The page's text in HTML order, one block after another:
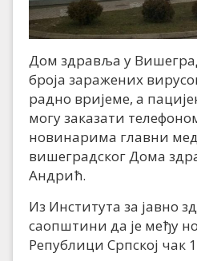
Дом здравља у
броја заражених
радно вријеме, а
могу заказати
новинарима главни
вишеградског Дома
Андрић.
Из Института за јавно
саопштини да је међу
Републици Српској чак